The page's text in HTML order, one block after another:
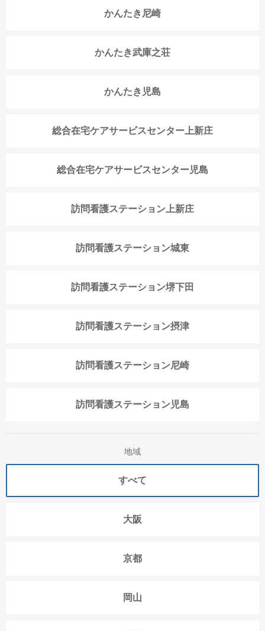
かんたき尼崎
かんたき武庫之荘
かんたき児島
総合在宅ケアサービスセンター上新庄
総合在宅ケアサービスセンター児島
訪問看護ステーション上新庄
訪問看護ステーション城東
訪問看護ステーション堺下田
訪問看護ステーション摂津
訪問看護ステーション尼崎
訪問看護ステーション児島
地域
すべて
大阪
京都
岡山